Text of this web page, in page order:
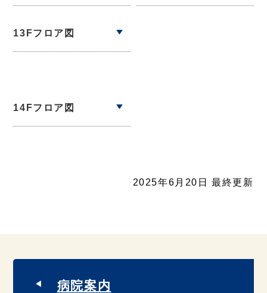
13Fフロア図
14Fフロア図
2025年6月20日 最終更新
病院案内